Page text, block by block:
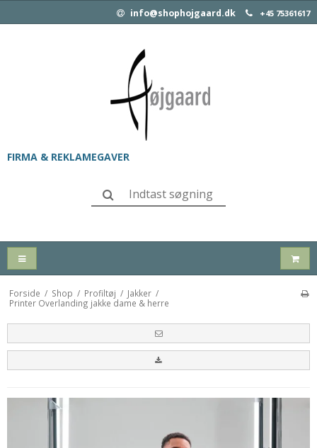
info@shophojgaard.dk +45 75361617
FIRMA & REKLAMEGAVER
Forside / Shop / Profiltøj / Jakker /
Printer Overlanding jakke dame & herre